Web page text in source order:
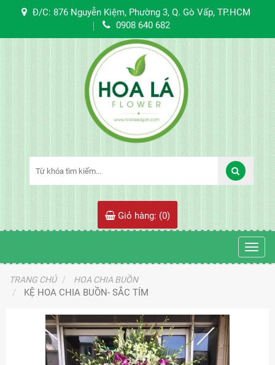
Đ/C: 876 Nguyễn Kiệm, Phường 3, Q. Gò Vấp, TP.HCM
0908 640 682
Giỏ hàng: (0)
TRANG CHỦ HOA CHIA BUỒN
KỆ HOA CHIA BUỒN- SẮC TÍM